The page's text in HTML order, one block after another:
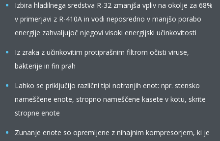
Izbira hladilnega sredstva R-32 zmanjša vpliv na okolje za 68%
v primerjavi z R-410A in vodi neposredno v manjšo porabo
energije zahvaljujoč njegovi visoki energijski učinkovitosti
Iz zraka z učinkovitim protiprašnim filtrom očisti viruse,
bakterije in fin prah
Lahko se priključijo različni tipi notranjih enot: npr. stensko
nameščene enote, stropno nameščene kasete v kotu, skrite
stropne enote
Zunanje enote so opremljene z nihajnim kompresorjem, ki je